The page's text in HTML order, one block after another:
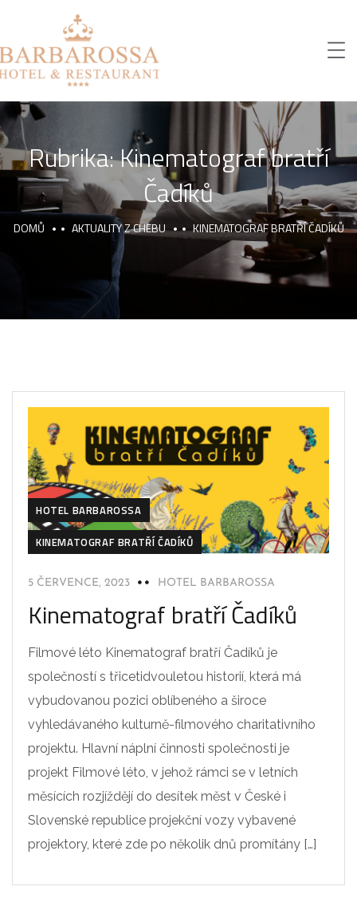
Rubrika:Kinematograf bratří
Čadíků
DOMŮ AKTUALITY Z CHEBU KINEMATOGRAF BRATŘÍ ČADÍKŮ
HOTEL BARBAROSSA
KINEMATOGRAF BRATŘÍ ČADÍKŮ
5 ČERVENCE, 2023 HOTEL BARBAROSSA
Kinematograf bratří Čadíků
Filmové léto Kinematograf bratří Čadíků je
společností s třicetidvouletou historií, která má
vybudovanou pozici oblíbeného a široce
vyhledávaného kulturně-filmového charitativního
projektu. Hlavní náplní činnosti společnosti je
projekt Filmové léto, v jehož rámci se v letních
měsících rozjíždějí do desítek měst v České i
Slovenské republice projekční vozy vybavené
projektory, které zde po několik dnů promítány […]